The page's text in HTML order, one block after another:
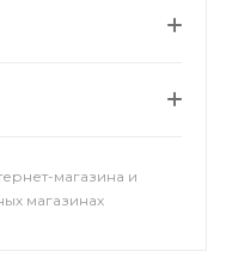
магазина и
магазинах